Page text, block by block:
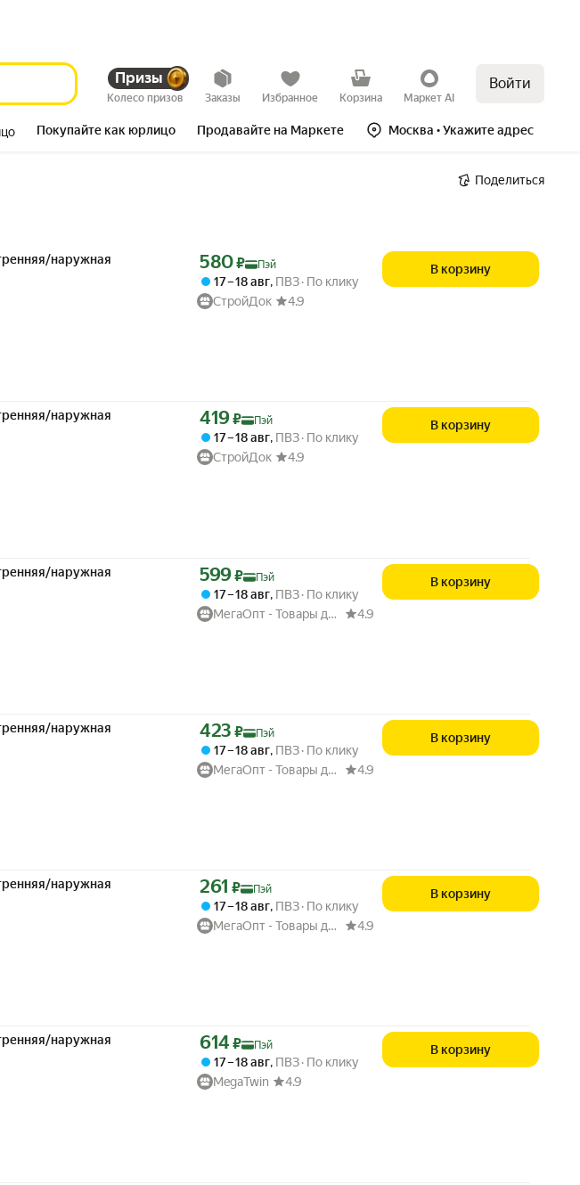
Призы
Колесо призов Заказы Избранное Корзина Маркет AI
Войти
Покупайте как юрлицо Продавайте на Маркете Москва • Укажите адрес
Поделиться
наружная
Цена с картой Яндекс Пэй 580 ₽ вместо
580₽ Пэй
17 – 18 авг, ПВЗ По клику
СтройДок
4.9
В корзину
наружная
Цена с картой Яндекс Пэй 419 ₽ вместо
419₽ Пэй
17 – 18 авг, ПВЗ По клику
СтройДок
4.9
В корзину
наружная
Цена с картой Яндекс Пэй 599 ₽ вместо
599₽ Пэй
17 – 18 авг, ПВЗ По клику
МегаОпт - Товары для дома
4.9
В корзину
наружная
Цена с картой Яндекс Пэй 423 ₽ вместо
423 ₽ Пэй
17 – 18 авг, ПВЗ По клику
МегаОпт - Товары для дома
4.9
В корзину
наружная
Цена с картой Яндекс Пэй 261 ₽ вместо
261 ₽ Пэй
17 – 18 авг, ПВЗ По клику
МегаОпт - Товары для дома
4.9
В корзину
наружная
Цена с картой Яндекс Пэй 614 ₽ вместо
614 ₽ Пэй
17 – 18 авг, ПВЗ По клику
MegaTwin
4.9
В корзину